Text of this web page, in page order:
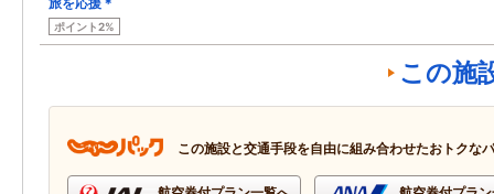
ポイント2%
この施
この施設と交通手段を自由に組み合わせたおトクな